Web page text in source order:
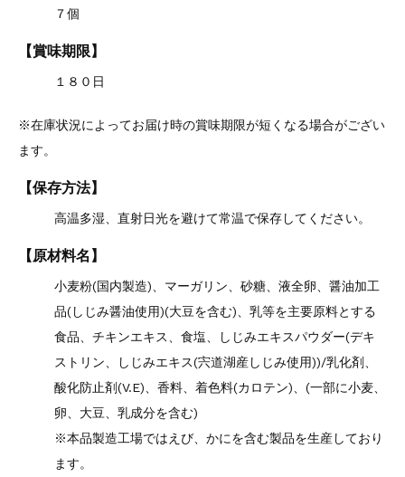
７個
【賞味期限】
１８０日
※在庫状況によってお届け時の賞味期限が短くなる場合がござい
ます。
【保存方法】
高温多湿、直射日光を避けて常温で保存してください。
【原材料名】
小麦粉(国内製造)、マーガリン、砂糖、液全卵、醤油加工
品(しじみ醤油使用)(大豆を含む)、乳等を主要原料とする
食品、チキンエキス、食塩、しじみエキスパウダー(デキ
ストリン、しじみエキス(宍道湖産しじみ使用))/乳化剤、
酸化防止剤(V.E)、香料、着色料(カロテン)、(一部に小麦、
卵、大豆、乳成分を含む)
※本品製造工場ではえび、かにを含む製品を生産しており
ます。